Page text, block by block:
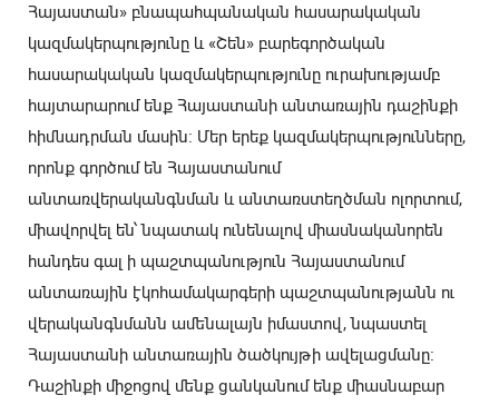
Հայաստան» բնապահպանական հասարակական
կազմակերպությունը և «Շեն» բարեգործական
հասարակական կազմակերպությունը ուրախությամբ
հայտարարում ենք Հայաստանի անտառային դաշինքի
հիմնադրման մասին։ Մեր երեք կազմակերպությունները,
որոնք գործում են Հայաստանում
անտառվերականգնման և անտառստեղծման ոլորտում,
միավորվել են՝ նպատակ ունենալով միասնականորեն
հանդես գալ ի պաշտպանություն Հայաստանում
անտառային էկոհամակարգերի պաշտպանությանն ու
վերականգնմանն ամենալայն իմաստով, նպաստել
Հայաստանի անտառային ծածկույթի ավելացմանը։
Դաշինքի միջոցով մենք ցանկանում ենք միասնաբար